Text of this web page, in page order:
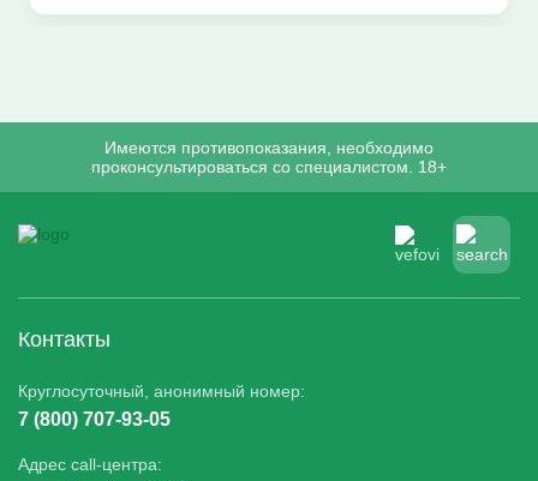
Имеются противопоказания, необходимо
проконсультироваться со специалистом. 18+
Контакты
Круглосуточный, анонимный номер:
7 (800) 707-93-05
Адрес call-центра: